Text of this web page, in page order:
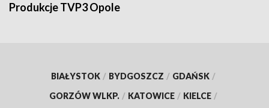
Produkcje TVP3 Opole
BIAŁYSTOK / BYDGOSZCZ / GDAŃSK /
GORZÓW WLKP. / KATOWICE / KIELCE /